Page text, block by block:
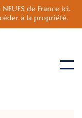
de France ici.
à la propriété.